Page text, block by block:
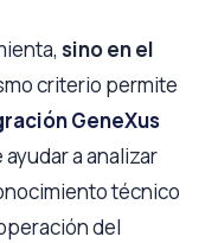
sino en el
criterio permite
GeneXus
a analizar
técnico
del